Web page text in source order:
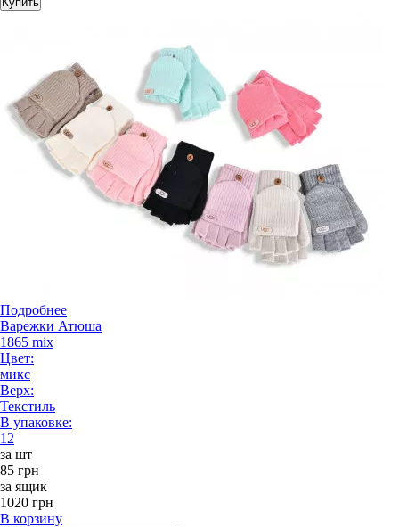
Подробнее
Варежки Атюша
1865 mix
Цвет:
микс
Верх:
Текстиль
В упаковке:
12
за шт
85 грн
за ящик
1020 грн
В корзину